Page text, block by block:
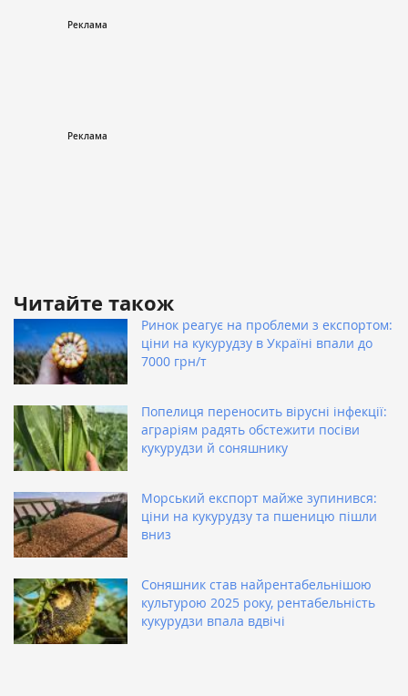
Читайте також
Ринок реагує на проблеми з експортом:
ціни на кукурудзу в Україні впали до
7000 грн/т
Попелиця переносить вірусні інфекції:
аграріям радять обстежити посіви
кукурудзи й соняшнику
Морський експорт майже зупинився:
ціни на кукурудзу та пшеницю пішли
вниз
Соняшник став найрентабельнішою
культурою 2025 року, рентабельність
кукурудзи впала вдвічі